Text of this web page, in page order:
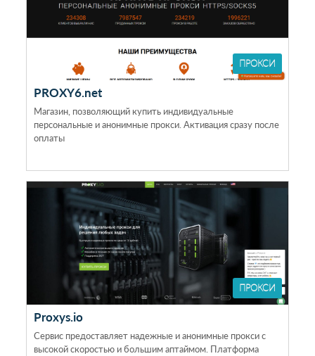
ПРОКСИ
PROXY6.net
Магазин, позволяющий купить индивидуальные
персональные и анонимные прокси. Активация сразу после
оплаты
ПРОКСИ
Proxys.io
Сервис предоставляет надежные и анонимные прокси с
высокой скоростью и большим аптаймом. Платформа